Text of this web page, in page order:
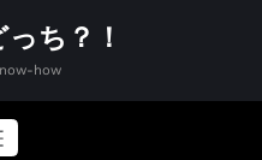
ち？！
how